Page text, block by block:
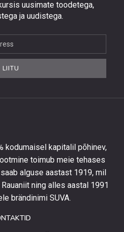
uusimate toodetega,
ja uudistega.
LIITU
kodumaisel kapitalil põhinev,
toimub meie tehases
alguse aastast 1919, mil
ning alles aastal 1991
brändinimi SUVA.